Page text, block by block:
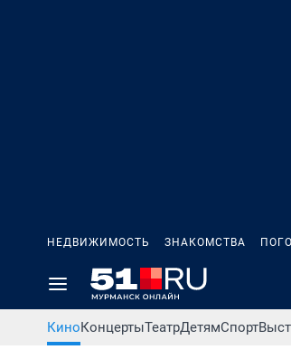
НЕДВИЖИМОСТЬ ЗНАКОМСТВА
КиноКонцертыТеатрДетямСпорт